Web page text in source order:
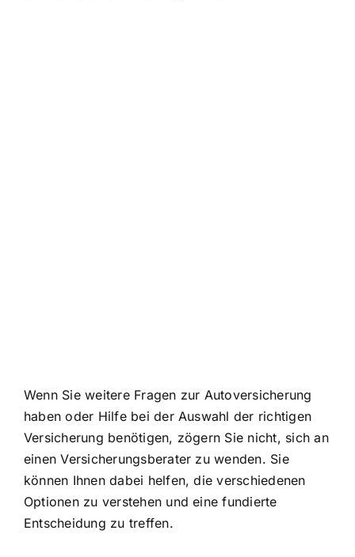
Wenn Sie weitere Fragen zur Autoversicherung
haben oder Hilfe bei der Auswahl der richtigen
Versicherung benötigen, zögern Sie nicht, sich an
einen Versicherungsberater zu wenden. Sie
können Ihnen dabei helfen, die verschiedenen
Optionen zu verstehen und eine fundierte
Entscheidung zu treffen.